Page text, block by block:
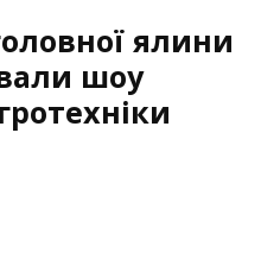
ялини
шоу